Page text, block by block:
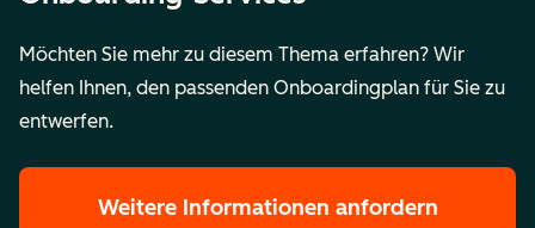
Unternehmensbereichen in
ein einziges Portal
2
Unternehmensbereiche
Mehr als
2
Wichtige Details
Durchführung:
Remote
Möchten Sie mehr zu diesem Thema erfahren? Wir
helfen Ihnen, den passenden Onboardingplan für Sie zu
entwerfen.
Weitere Informationen anfordern